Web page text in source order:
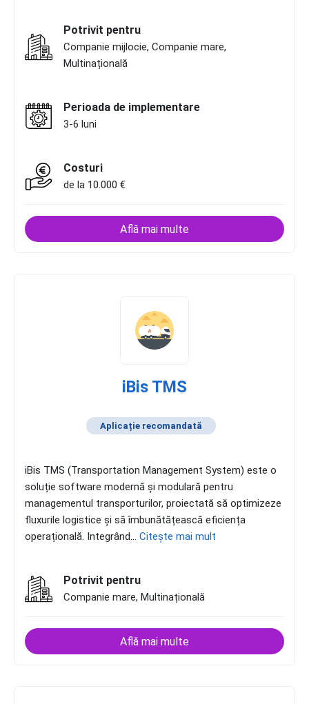
Potrivit pentru
Companie mijlocie, Companie mare,
Multinațională
Perioada de implementare
3-6 luni
Costuri
de la 10.000 €
Află mai multe
iBis TMS
Aplicație recomandată
iBis TMS (Transportation Management System) este o
soluție software modernă și modulară pentru
managementul transporturilor, proiectată să optimizeze
fluxurile logistice și să îmbunătățească eficiența
operațională. Integrând... Citește mai mult
Potrivit pentru
Companie mare, Multinațională
Află mai multe